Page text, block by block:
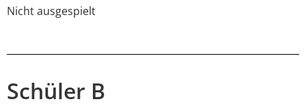
Nicht ausgespielt
Schüler B